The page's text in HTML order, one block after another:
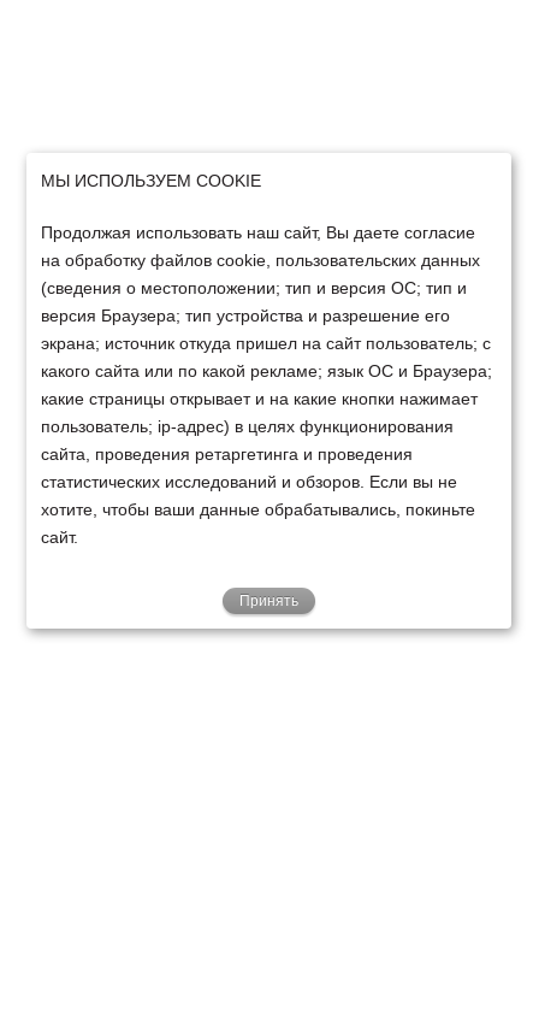
МЫ ИСПОЛЬЗУЕМ COOKIE
Продолжая использовать наш сайт, Вы даете согласие
на обработку файлов cookie, пользовательских данных
(сведения о местоположении; тип и версия ОС; тип и
версия Браузера; тип устройства и разрешение его
экрана; источник откуда пришел на сайт пользователь; с
какого сайта или по какой рекламе; язык ОС и Браузера;
какие страницы открывает и на какие кнопки нажимает
пользователь; ip-адрес) в целях функционирования
сайта, проведения ретаргетинга и проведения
статистических исследований и обзоров. Если вы не
хотите, чтобы ваши данные обрабатывались, покиньте
сайт.
Принять